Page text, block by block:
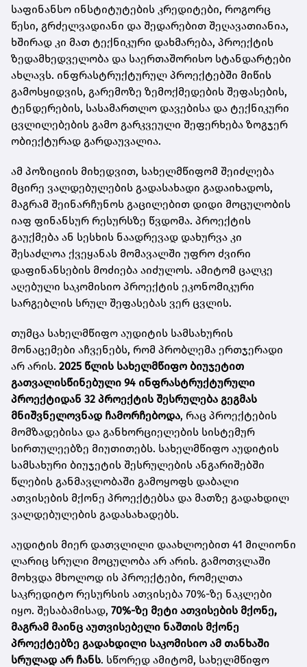
საფინანსო ინსტიტუტების კრედიტები, როგორც
წესი, გრძელვადიანი და შედარებით შეღავათიანია,
ხშირად კი მათ ტექნიკური დახმარება, პროექტის
ზედამხედველობა და საერთაშორისო სტანდარტები
ახლავს. ინფრასტრუქტურულ პროექტებში მიწის
გამოსყიდვის, გარემოზე ზემოქმედების შეფასების,
ტენდერების, სასამართლო დავებისა და ტექნიკური
ცვლილებების გამო გარკვეული შეფერხება ზოგჯერ
ობიექტურად გარდაუვალია.
ამ პოზიციის მიხედვით, სახელმწიფომ შეიძლება
მცირე ვალდებულების გადასახადი გადაიხადოს,
მაგრამ შეინარჩუნოს გაცილებით დიდი მოცულობის
იაფ ფინანსურ რესურსზე წვდომა. პროექტის
გაუქმება ან სესხის ნაადრევად დახურვა კი
შესაძლოა ქვეყანას მომავალში უფრო ძვირი
დაფინანსების მოძიება აიძულოს. ამიტომ ცალკე
აღებული საკომისიო პროექტის ეკონომიკური
სარგებლის სრულ შეფასებას ვერ ცვლის.
თუმცა სახელმწიფო აუდიტის სამსახურის
მონაცემები აჩვენებს, რომ პრობლემა ერთჯერადი
არ არის. 2025 წლის სახელმწიფო ბიუჯეტით
გათვალისწინებული 94 ინფრასტრუქტურული
პროექტიდან 32 პროექტის შესრულება გეგმას
მნიშვნელოვნად ჩამორჩებოდა, რაც პროექტების
მომზადებისა და განხორციელების სისტემურ
სირთულეებზე მიუთითებს. სახელმწიფო აუდიტის
სამსახური ბიუჯეტის შესრულების ანგარიშებში
წლების განმავლობაში გამოყოფს დაბალი
ათვისების მქონე პროექტებსა და მათზე გადახდილ
ვალდებულების გადასახადებს.
აუდიტის მიერ დათვლილი დაახლოებით 41 მილიონი
ლარიც სრული მოცულობა არ არის. გამოთვლაში
მოხვდა მხოლოდ ის პროექტები, რომელთა
საკრედიტო რესურსის ათვისება 70%-ზე ნაკლები
იყო. შესაბამისად, 70%-ზე მეტი ათვისების მქონე,
მაგრამ მაინც აუთვისებელი ნაშთის მქონე
პროექტებზე გადახდილი საკომისიო ამ თანხაში
სრულად არ ჩანს. სწორედ ამიტომ, სახელმწიფო